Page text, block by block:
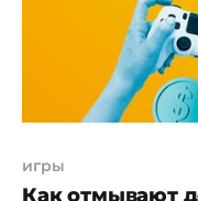
клиент тем, чьи
предоставлены;
игры
Как отмывают